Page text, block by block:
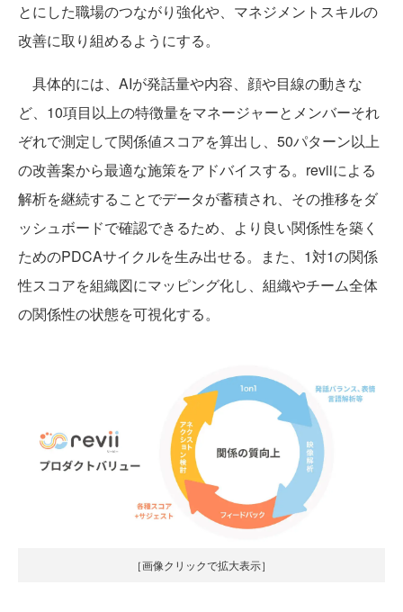
とにした職場のつながり強化や、マネジメントスキルの
改善に取り組めるようにする。
具体的には、AIが発話量や内容、顔や目線の動きな
ど、10項目以上の特徴量をマネージャーとメンバーそれ
ぞれで測定して関係値スコアを算出し、50パターン以上
の改善案から最適な施策をアドバイスする。reviiによる
解析を継続することでデータが蓄積され、その推移をダ
ッシュボードで確認できるため、より良い関係性を築く
ためのPDCAサイクルを生み出せる。また、1対1の関係
性スコアを組織図にマッピング化し、組織やチーム全体
の関係性の状態を可視化する。
［画像クリックで拡大表示］